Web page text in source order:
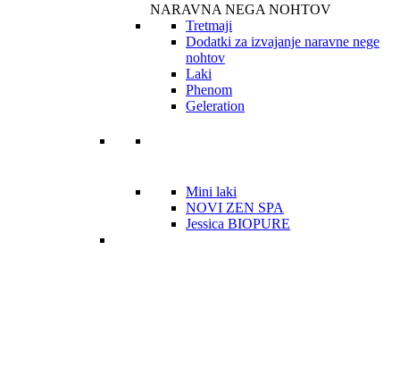
NARAVNA NEGA NOHTOV
Tretmaji
Dodatki za izvajanje naravne nege
nohtov
Laki
Phenom
Geleration
Mini laki
NOVI ZEN SPA
Jessica BIOPURE